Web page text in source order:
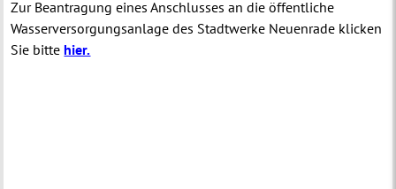
Zur Beantragung eines Anschlusses an die öffentliche
Wasserversorgungsanlage des Stadtwerke Neuenrade klicken
Sie bittehier.